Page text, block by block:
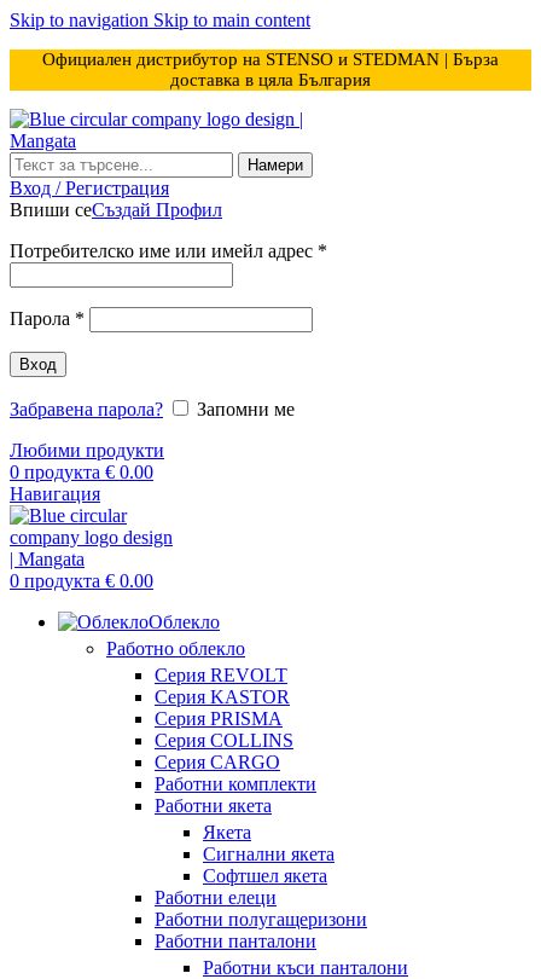
Skip to navigation Skip to main content
Официален дистрибутор на STENSO и STEDMAN | Бърза
доставка в цяла България
Намери
Вход / Регистрация
Впиши сеСъздай Профил
Потребителско име или имейл адрес *
Парола *
Вход
Забравена парола?
Запомни ме
Любими продукти
0 продукта € 0.00
Навигация
0 продукта € 0.00
Облекло
Работно облекло
Серия REVOLT
Серия KASTOR
Серия PRISMA
Серия COLLINS
Серия CARGO
Работни комплекти
Работни якета
Якета
Сигнални якета
Софтшел якета
Работни елеци
Работни полугащеризони
Работни панталони
Работни къси панталони